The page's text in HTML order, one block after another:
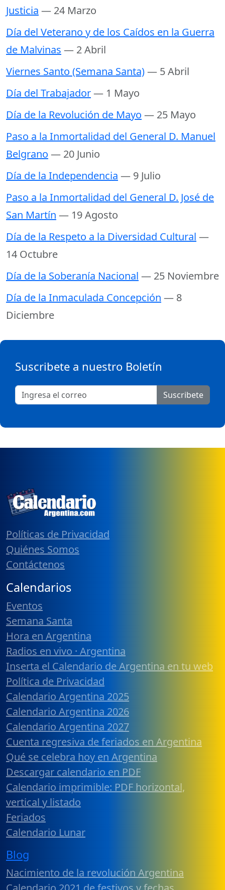
Justicia — 24 Marzo
Día del Veterano y de los Caídos en la Guerra
de Malvinas — 2 Abril
Viernes Santo (Semana Santa)— 5 Abril
Día del Trabajador— 1 Mayo
Día de la Revolución de Mayo — 25 Mayo
Paso a la Inmortalidad del General D. Manuel
Belgrano — 20 Junio
Día de la Independencia — 9 Julio
Paso a la Inmortalidad del General D. José de
San Martín — 19 Agosto
Día de la Respeto a la Diversidad Cultural —
14 Octubre
Día de la Soberanía Nacional — 25 Noviembre
Día de la Inmaculada Concepción — 8
Diciembre
Suscribete a nuestro Boletín
Suscribete
Políticas de Privacidad
Quiénes Somos
Contáctenos
Calendarios
Eventos
Semana Santa
Hora en Argentina
Radios en vivo · Argentina
Inserta el Calendario de Argentina en tu web
Política de Privacidad
Calendario Argentina 2025
Calendario Argentina 2026
Calendario Argentina 2027
Cuenta regresiva de feriados en Argentina
Qué se celebra hoy en Argentina
Descargar calendario en PDF
Calendario imprimible: PDF horizontal,
vertical y listado
Feriados
Calendario Lunar
Blog
Nacimiento de la revolución Argentina